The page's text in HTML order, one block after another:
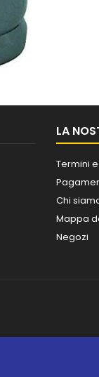
LA
Termini
Chi
Mappa
Negozi